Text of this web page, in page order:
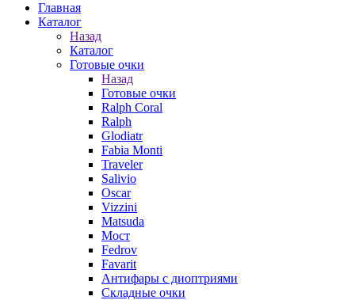
Главная
Каталог
Назад
Каталог
Готовые очки
Назад
Готовые очки
Ralph Coral
Ralph
Glodiatr
Fabia Monti
Traveler
Salivio
Oscar
Vizzini
Matsuda
Мост
Fedrov
Favarit
Антифары с диоптриями
Складные очки